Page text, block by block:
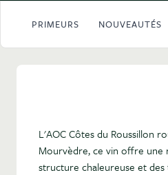
PRIMEURS NOUVEAUTÉS
L'AOC Côtes du Roussillon
Mourvèdre, ce vin offre une
structure chaleureuse et des